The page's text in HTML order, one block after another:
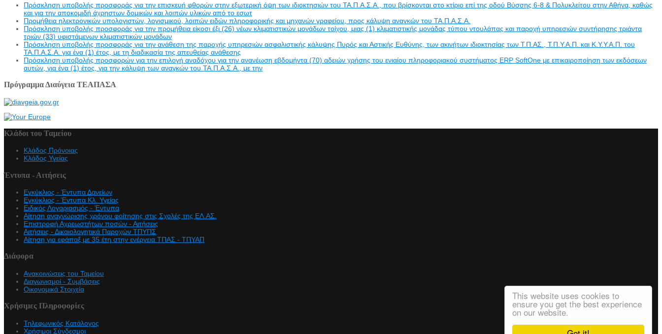
This website uses cookies to
ensure you get the best experience
on our website.
Πρόσκληση υποβολής προσφοράς για την επισκευή φθορών στην εξωτερική όψη των ιδιοκτησιών του ΤΑ.Π.Α.Σ.Α., που βρίσκονται στο κτίριο επί της οδού Βύσσης 6-8 & Πολυκλείτου στην Αθήνα, καθώς
και για την αποκομιδή άχρηστων δομικών και λοιπών υλικών από το εσωτ
Προμήθεια ηλεκτρονικών υπολογιστών, λογισμικού, λοιπών ειδών πληροφορικής και μηχανών γραφείου, προς κάλυψη αναγκών του ΤΑ.Π.Α.Σ.Α.
Πρόσκληση υποβολής προσφοράς για την προμήθεια είκοσι έξι (26) νέων κλιματιστικών μονάδων τοίχου, μιας (1) κλιματιστικής μονάδας τύπου ντουλάπας και παροχή υπηρεσιών συντήρησης τριάντα
τριών (33) υφιστάμενων κλιματιστικών μονάδων
Πρόσκληση υποβολής προσφοράς για την ανάθεση της παροχής υπηρεσιών ασφαλιστικής κάλυψης Πυρός και Αστικής Ευθύνης, των ακινήτων ιδιοκτησίας των Τ.Π.ΑΣ., Τ.Π.Υ.Α.Π. και Κ.Υ.Υ.Α.Π. του
ΤΑ.Π.Α.Σ.Α. για ένα (1) έτος, με τη διαδικασία της απευθείας ανάθεσης
Πρόσκληση υποβολής προσφορών για την επιλογή αναδόχου για την ανανέωση εβδομήντα (70) αδειών χρήσης του ενιαίου πληροφοριακού συστήματος ERP SoftOne με επικαιροποίηση των εκδόσεων
αυτών, για ένα (1) έτος, για την κάλυψη των αναγκών του ΤΑ.Π.Α.Σ.Α., με την
Πρόγραμμα Διαύγεια ΤΕΑΠΑΣΑ
Κλάδοι του Ταμείου
Κλάδος Πρόνοιας
Κλάδος Υγείας
Έντυπα - Αιτήσεις
Εγκύκλιος - Έντυπα Δανείων
Εγκύκλιος - Έντυπα Κλ. Υγείας
Eιδικός Λογαριασμός - Έντυπα
Αίτηση αναγνώρισης χρόνου φοίτησης στις Σχολές της ΕΛ.ΑΣ.
Επιστροφή Αχρεωστήτων ποσών - Αιτήσεις
Αιτήσεις - Δικαιολογητικά Παροχών ΤΠΥΠΣ
Αίτηση για εφάπαξ με 35 έτη στην ενέργεια ΤΠΑΣ - ΤΠΥΑΠ
Διάφορα
Ανακοινώσεις του Ταμείου
Διαγωνισμοί - Συμβάσεις
Οικονομικά Στοιχεία
Χρήσιμες Πληροφορίες
Τηλεφωνικός Κατάλογος
Χρήσιμοι Σύνδεσμοι